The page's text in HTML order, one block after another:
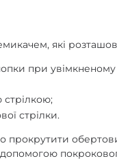
які
при
стрілки.